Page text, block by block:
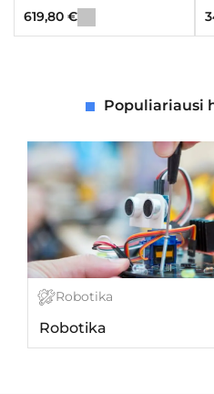
619,80 €
Populiariausi
Robotika
Robotika